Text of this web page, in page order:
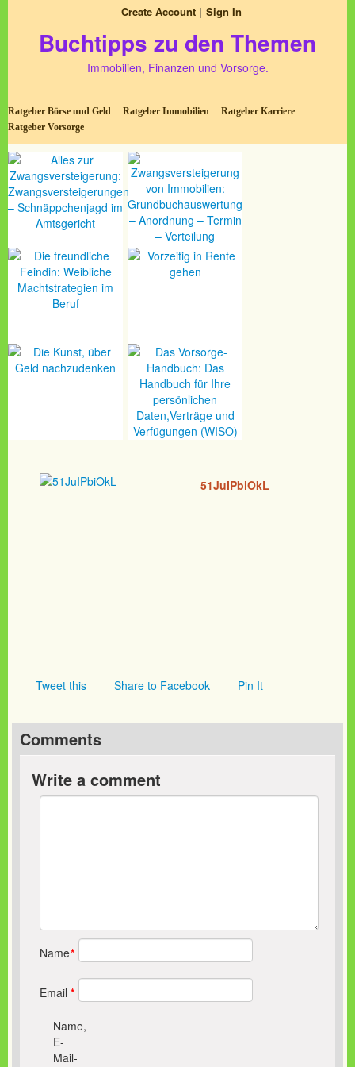
Create Account Sign In
Buchtipps zu den Themen
Immobilien, Finanzen und Vorsorge.
Ratgeber Börse und Geld Ratgeber Immobilien
Ratgeber Karriere
Ratgeber Vorsorge
51JuIPbiOkL
Tweet this Share to Facebook Pin It
Comments
Write a comment
Name*
Email *
Name,
E-
Mail-